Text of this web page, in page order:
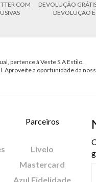
COM
DEVOLUÇÃO
DEVOLUÇÃO É
pertence à Veste S.A Estilo.
a oportunidade da
Parceiros
Livelo
Mastercard
Azul Fidelidade